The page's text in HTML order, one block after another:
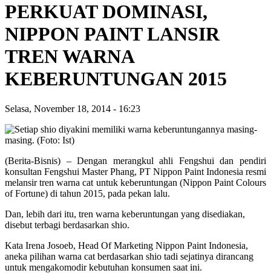
PERKUAT DOMINASI,
NIPPON PAINT LANSIR
TREN WARNA
KEBERUNTUNGAN 2015
Selasa, November 18, 2014 - 16:23
(Berita-Bisnis) – Dengan merangkul ahli Fengshui dan pendiri
konsultan Fengshui Master Phang, PT Nippon Paint Indonesia resmi
melansir tren warna cat untuk keberuntungan (Nippon Paint Colours
of Fortune) di tahun 2015, pada pekan lalu.
Dan, lebih dari itu, tren warna keberuntungan yang disediakan,
disebut terbagi berdasarkan shio.
Kata Irena Josoeb, Head Of Marketing Nippon Paint Indonesia,
aneka pilihan warna cat berdasarkan shio tadi sejatinya dirancang
untuk mengakomodir kebutuhan konsumen saat ini.